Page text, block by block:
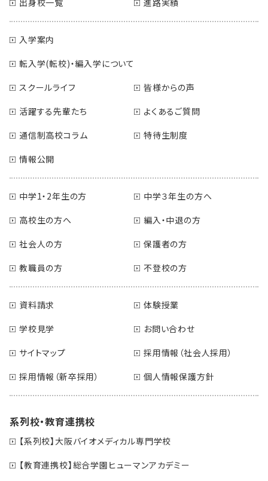
入学案内
転入学(転校)・編入学について
スクールライフ
皆様からの声
活躍する先輩たち
よくあるご質問
通信制高校コラム
特待生制度
情報公開
中学1・2年生の方
中学３年生の方へ
高校生の方へ
編入・中退の方
社会人の方
保護者の方
教職員の方
不登校の方
資料請求
体験授業
学校見学
お問い合わせ
サイトマップ
採用情報（社会人採用）
採用情報（新卒採用）
個人情報保護方針
系列校・教育連携校
【系列校】大阪バイオメディカル専門学校
【教育連携校】総合学園ヒューマンアカデミー